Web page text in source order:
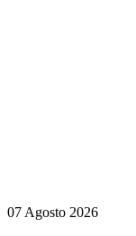
07 Agosto 2026